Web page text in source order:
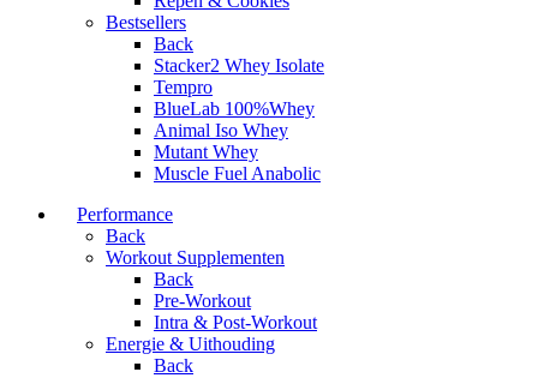
Bestsellers
Back
Stacker2 Whey Isolate
Tempro
BlueLab 100%Whey
Animal Iso Whey
Mutant Whey
Muscle Fuel Anabolic
Performance
Back
Workout Supplementen
Back
Pre-Workout
Intra & Post-Workout
Energie & Uithouding
Back